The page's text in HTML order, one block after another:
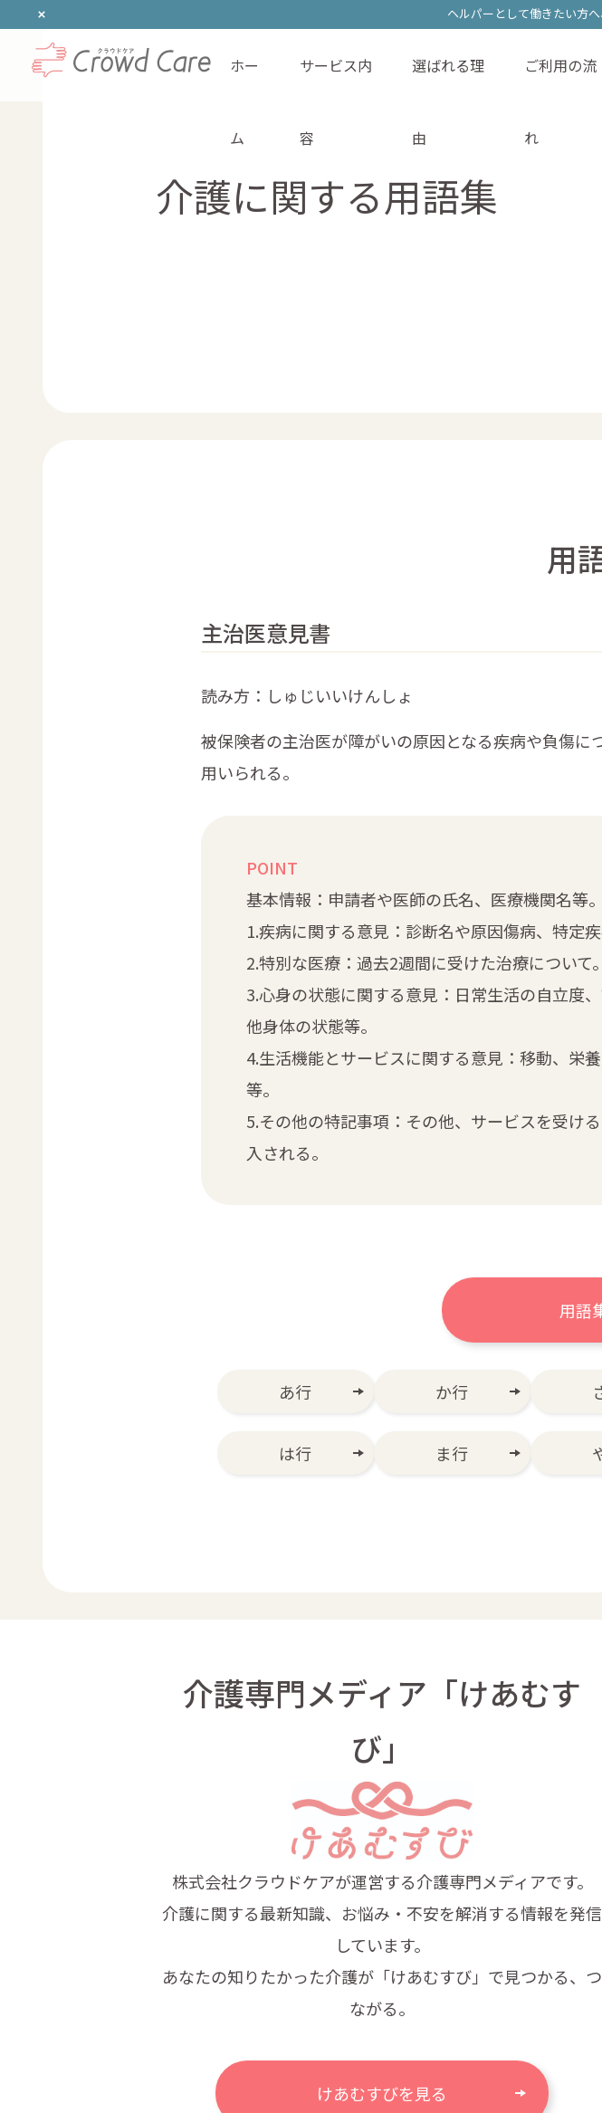
ヘルパーとして働きたい方へ
ホーム サービス内容 選ばれる
ヘルパーとして働きたい方へ
ホー
ム
サービス内
容
選ばれる理
由
ご利用の流
れ
介護に関する用語集
用
主治医意見書
読み方：しゅじいいけんしょ
被保険者の主治医が障がいの原因となる疾病や負傷
用いられる。
POINT
基本情報：申請者や医師の氏名、医療機関名等。
1.疾病に関する意見：診断名や原因傷病、特定疾
2.特別な医療：過去2週間に受けた治療について。
3.心身の状態に関する意見：日常生活の自立度
他身体の状態等。
4.生活機能とサービスに関する意見：移動、栄
等。
5.その他の特記事項：その他、サービスを受け
入される。
用語
あ行 か行
は行 ま行
介護専門メディア「けあむす
び」
株式会社クラウドケアが運営する介護専門メディアです。
介護に関する最新知識、お悩み・不安を解消する情報を発信
しています。
あなたの知りたかった介護が 「けあむすび」で見つかる、つ
ながる。
けあむすびを見る